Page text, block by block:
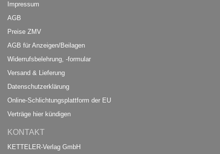
Impressum
AGB
Preise ZMV
AGB für Anzeigen/Beilagen
Widerrufsbelehrung, -formular
Versand & Lieferung
Datenschutzerklärung
Online-Schlichtungsplattform der EU
Verträge hier kündigen
KONTAKT
KETTELER-Verlag GmbH